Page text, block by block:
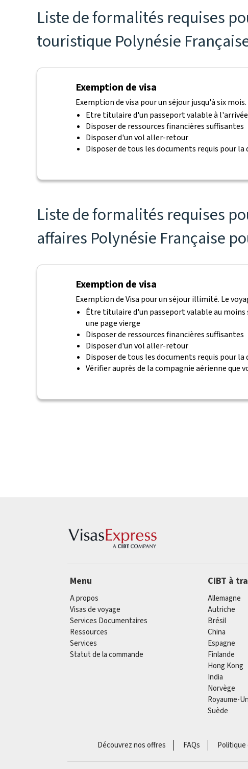
Liste de formalités requises
touristique Polynésie
Exemption de visa
Exemption de visa pour un séjour jusqu'à six
Etre titulaire d'un passeport valable à l'arrivée
Disposer de ressources financières suffisantes
Disposer d'un vol aller-retour
Disposer de tous les documents requis pour
Liste de formalités requises
affaires Polynésie Française
Exemption de visa
Exemption de Visa pour un séjour illimité. Le
Être titulaire d'un passeport valable au
une page vierge
Disposer de ressources financières suffisantes
Disposer d'un vol aller-retour
Disposer de tous les documents requis pour
Vérifier auprès de la compagnie aérienne que
Menu
A propos
Visas de voyage
Services Documentaires
Ressources
Services
Statut de la commande
CIBT à
Allemagne
Autriche
Brésil
China
Espagne
Finlande
Hong Kong
India
Norvège
Royaume-
Suède
Découvrez nos offres FAQs